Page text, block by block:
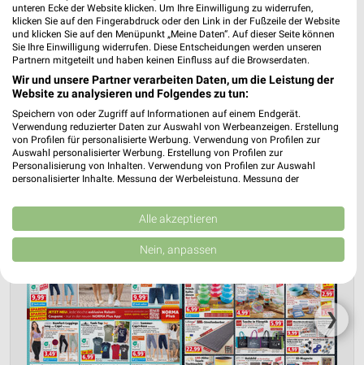
NORMA Grußendorf
Alte Landstr. 2
38524 Grußendorf
Heute 08:00 - 20:00 Uhr | Geöffnet
183,04 km • Angebote: 4 Prospekte
❯
unteren Ecke der Website klicken. Um Ihre Einwilligung zu widerrufen,
klicken Sie auf den Fingerabdruck oder den Link in der Fußzeile der Website
und klicken Sie auf den Menüpunkt „Meine Daten“. Auf dieser Seite können
Sie Ihre Einwilligung widerrufen. Diese Entscheidungen werden unseren
Partnern mitgeteilt und haben keinen Einfluss auf die Browserdaten.
Wir und unsere Partner verarbeiten Daten, um die Leistung der
Website zu analysieren und Folgendes zu tun:
Speichern von oder Zugriff auf Informationen auf einem Endgerät.
Verwendung reduzierter Daten zur Auswahl von Werbeanzeigen. Erstellung
von Profilen für personalisierte Werbung. Verwendung von Profilen zur
Auswahl personalisierter Werbung. Erstellung von Profilen zur
Personalisierung von Inhalten. Verwendung von Profilen zur Auswahl
personalisierter Inhalte. Messung der Werbeleistung. Messung der
Kombinationen von Daten aus verschiedenen Quellen. Entwicklung und
Verbesserung der Angebote. Verwendung reduzierter Daten zur Auswahl
von Inhalten.
Daten können außerhalb der Europäischen Union weitergegeben und in die
Website/App.
Partnerliste anzeigen (1 IAB-Anbieter)
Wir nutzen Ihre Daten für folgende Zwecke:
IAB-Verarbeitungszwecke:
Alle akzeptieren
Nein, anpassen